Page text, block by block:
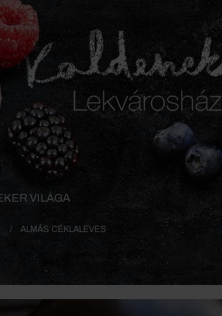
VILÁGA
ALMÁS CÉKLALEVES